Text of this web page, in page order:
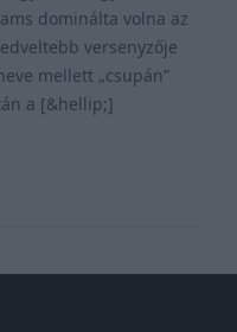
dominálta volna az
versenyzője
mellett „csupán”
a [&hellip;]